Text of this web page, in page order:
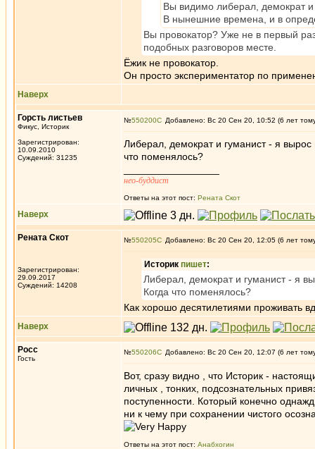
Вы видимо либерал, демократ и
В нынешние времена, и в
Вы провокатор? Уже не в первый
подобных разговоров месте.
Ёжик не провокатор.
Он просто экспериментатор по
Наверх
Горсть листьев
Фикус, Историк
Зарегистрирован:
10.09.2010
Суждений: 31235
№550200 Добавлено: Вс 20 Сен 20, 10:52 (6 лет
Либерал, демократ и гуманист - я вырос
что поменялось?
нео-буддист
Ответы на этот пост: Рената Скот
Наверх
Рената Скот
Зарегистрирован:
29.09.2017
Суждений: 14208
№550205 Добавлено: Вс 20 Сен 20, 12:05 (6 лет
Историк пишет:
Либерал, демократ и гуманист - я
Когда что поменялось?
Как хорошо десятилетиями проживать
Наверх
Росс
Гость
№550206 Добавлено: Вс 20 Сен 20, 12:07 (6 лет
Вот, сразу видно , что Историк -
личных , тонких, подсознательных
поступенности. Который конечно
ни к чему при сохранении чистого
Ответы на этот пост: Анабхогин